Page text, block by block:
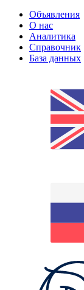
Объявления
О нас
Аналитика
Справочник
База данных